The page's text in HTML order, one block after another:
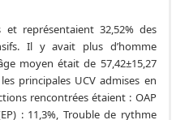
représentaient 32,52% des
Il y avait plus d’homme
moyen était de 57,42±15,27
principales UCV admises en
rencontrées étaient : OAP
: 11,3%, Trouble de rythme